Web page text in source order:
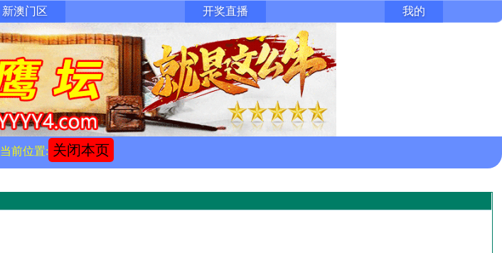
新澳门区 开奖直播 我的
当前位置: 关闭本页